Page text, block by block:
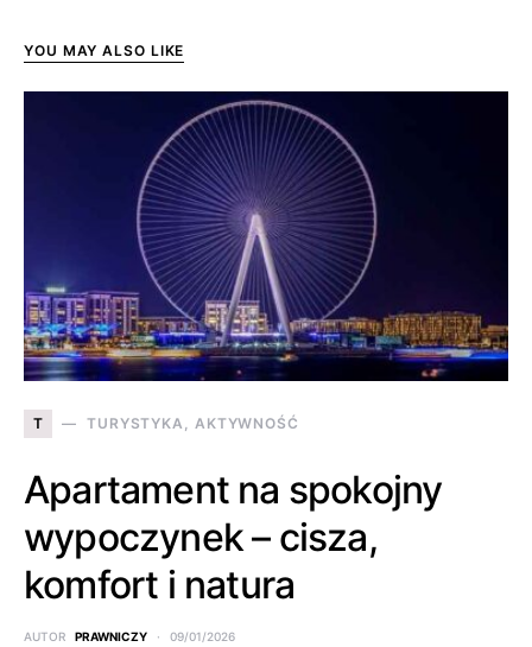
YOU MAY ALSO LIKE
T TURYSTYKA, AKTYWNOŚĆ
Apartament na spokojny
wypoczynek – cisza,
komfort i natura
AUTOR PRAWNICZY 09/01/2026